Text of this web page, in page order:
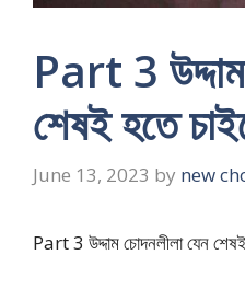
Part 3
শেষই হতে
June 13, 2023 by new
Part 3 উদ্দাম চোদনলীলা যেন